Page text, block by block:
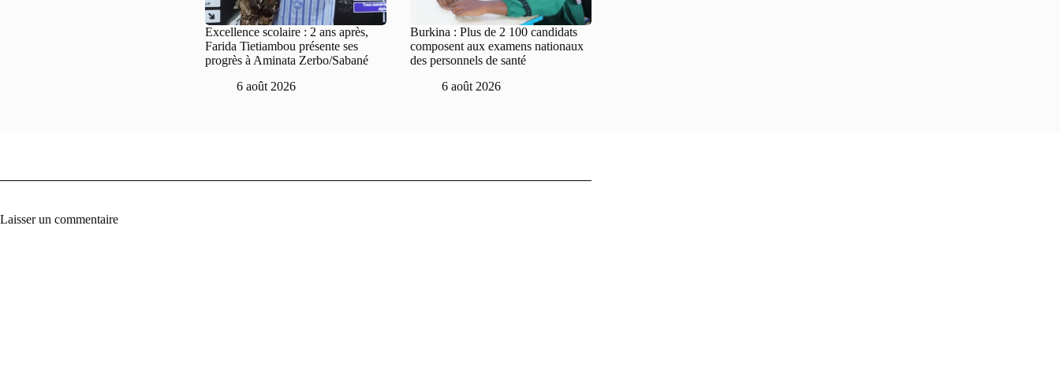
Excellence scolaire : 2 ans après,
Farida Tietiambou présente ses
progrès à Aminata Zerbo/Sabané
6 août 2026
Burkina : Plus de 2 100 candidats
composent aux examens nationaux
des personnels de santé
6 août 2026
Laisser un commentaire